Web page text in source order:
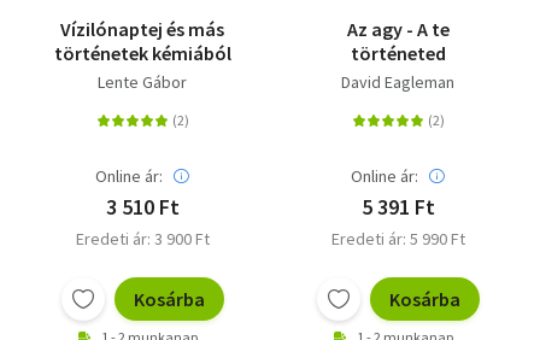
Vízilónaptej és más
történetek kémiából
Lente Gábor
Online ár:
3 510 Ft
Eredeti ár: 3 900 Ft
Kosárba
Az agy - A te
történeted
David Eagleman
Online ár:
5 391 Ft
Eredeti ár: 5 990 Ft
Kosárba